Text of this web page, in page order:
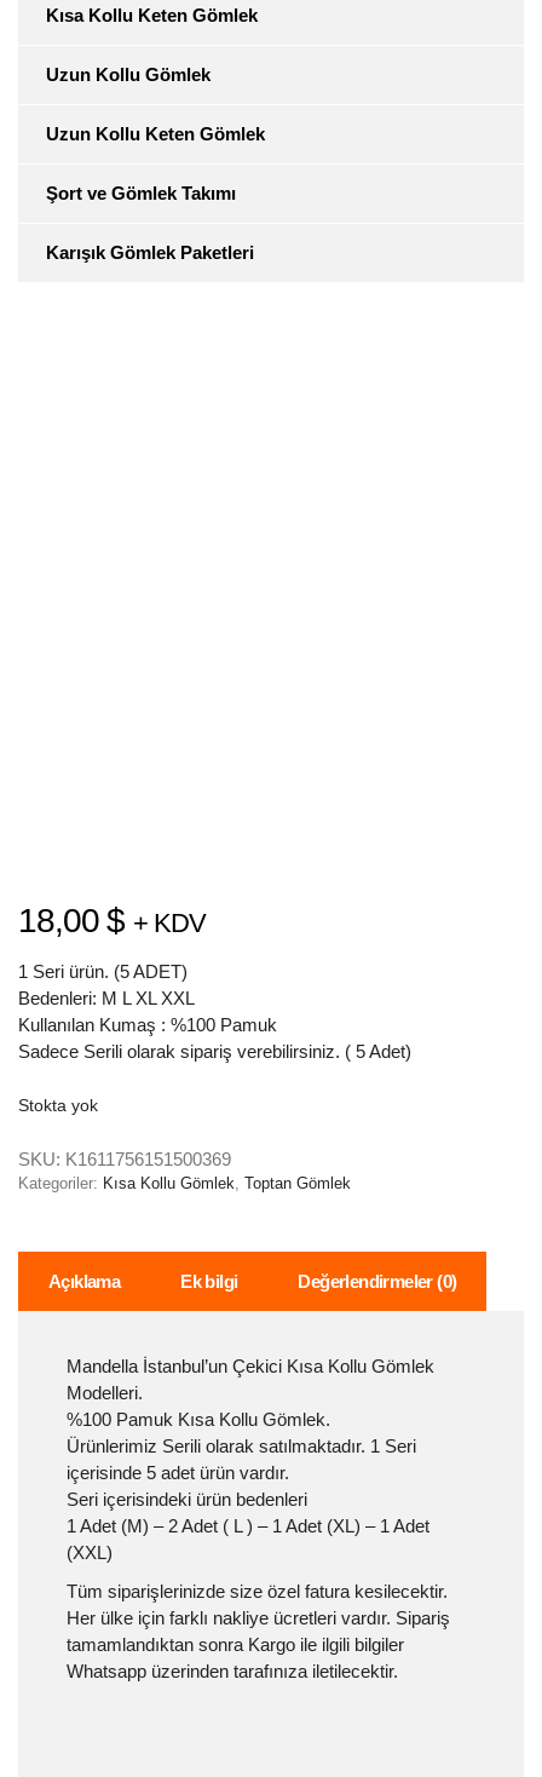
18,00$ + KDV
1 Seri ürün. (5 ADET)
Bedenleri: M L XL XXL
Kullanılan Kumaş : %100 Pamuk
Sadece Serili olarak sipariş verebilirsiniz. ( 5 Adet)
Stokta yok
SKU: K1611756151500369
Kategoriler: Kısa Kollu Gömlek, Toptan Gömlek
Açıklama Ek bilgi Değerlendirmeler (0)
Mandella İstanbul’un Çekici Kısa Kollu Gömlek
Modelleri.
%100 Pamuk Kısa Kollu Gömlek.
Ürünlerimiz Serili olarak satılmaktadır. 1 Seri
içerisinde 5 adet ürün vardır.
Seri içerisindeki ürün bedenleri
1 Adet (M) – 2 Adet ( L ) – 1 Adet (XL) – 1 Adet
(XXL)
Tüm siparişlerinizde size özel fatura kesilecektir.
Her ülke için farklı nakliye ücretleri vardır. Sipariş
tamamlandıktan sonra Kargo ile ilgili bilgiler
Whatsapp üzerinden tarafınıza iletilecektir.
Kısa Kollu Keten Gömlek
Uzun Kollu Gömlek
Uzun Kollu Keten Gömlek
Şort ve Gömlek Takımı
Karışık Gömlek Paketleri